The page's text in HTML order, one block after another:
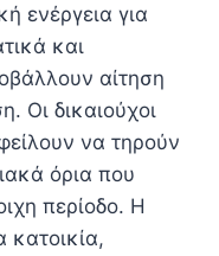
ενέργεια για
και
αίτηση
Οι δικαιούχοι
να τηρούν
όρια που
περίοδο. Η
κατοικία,